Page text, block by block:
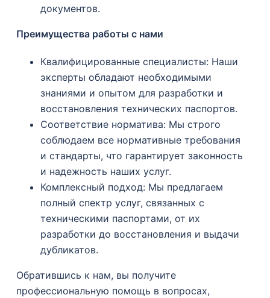
документов.
Преимущества работы с нами
Квалифицированные специалисты: Наши
эксперты обладают необходимыми
знаниями и опытом для разработки и
восстановления технических паспортов.
Соответствие норматива: Мы строго
соблюдаем все нормативные требования
и стандарты, что гарантирует законность
и надежность наших услуг.
Комплексный подход: Мы предлагаем
полный спектр услуг, связанных с
техническими паспортами, от их
разработки до восстановления и выдачи
дубликатов.
Обратившись к нам, вы получите
профессиональную помощь в вопросах,